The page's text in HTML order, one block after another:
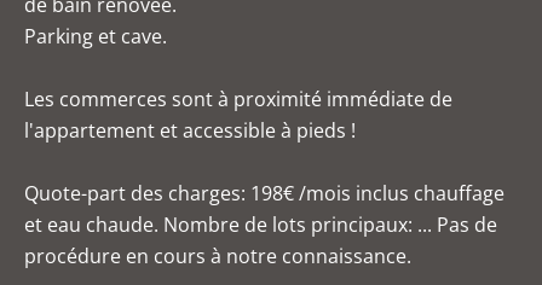
Parking et cave.
Les commerces sont à proximité immédiate de
l'appartement et accessible à pieds !
Quote-part des charges: 198€ /mois inclus chauffage
et eau chaude. Nombre de lots principaux: ... Pas de
procédure en cours à notre connaissance.